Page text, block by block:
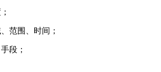
范围、时间；
段；